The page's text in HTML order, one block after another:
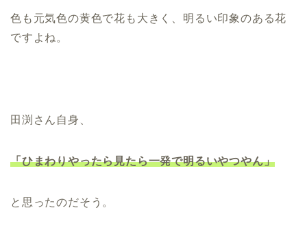
色も元気色の黄色で花も大きく、明るい印象のある花
ですよね。
田渕さん自身、
「ひまわりやったら見たら一発で明るいやつやん」
と思ったのだそう。